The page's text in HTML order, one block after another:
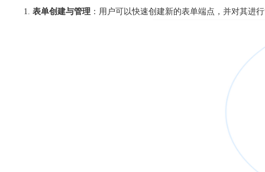
表单创建与管理 ：用户可以快速创建新的表单端点，并对其进